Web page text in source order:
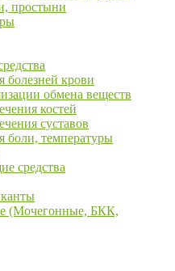
простыни
болезней крови
обмена веществ
костей
суставов
боли, температуры
средства
(Мочегонные, БКК,